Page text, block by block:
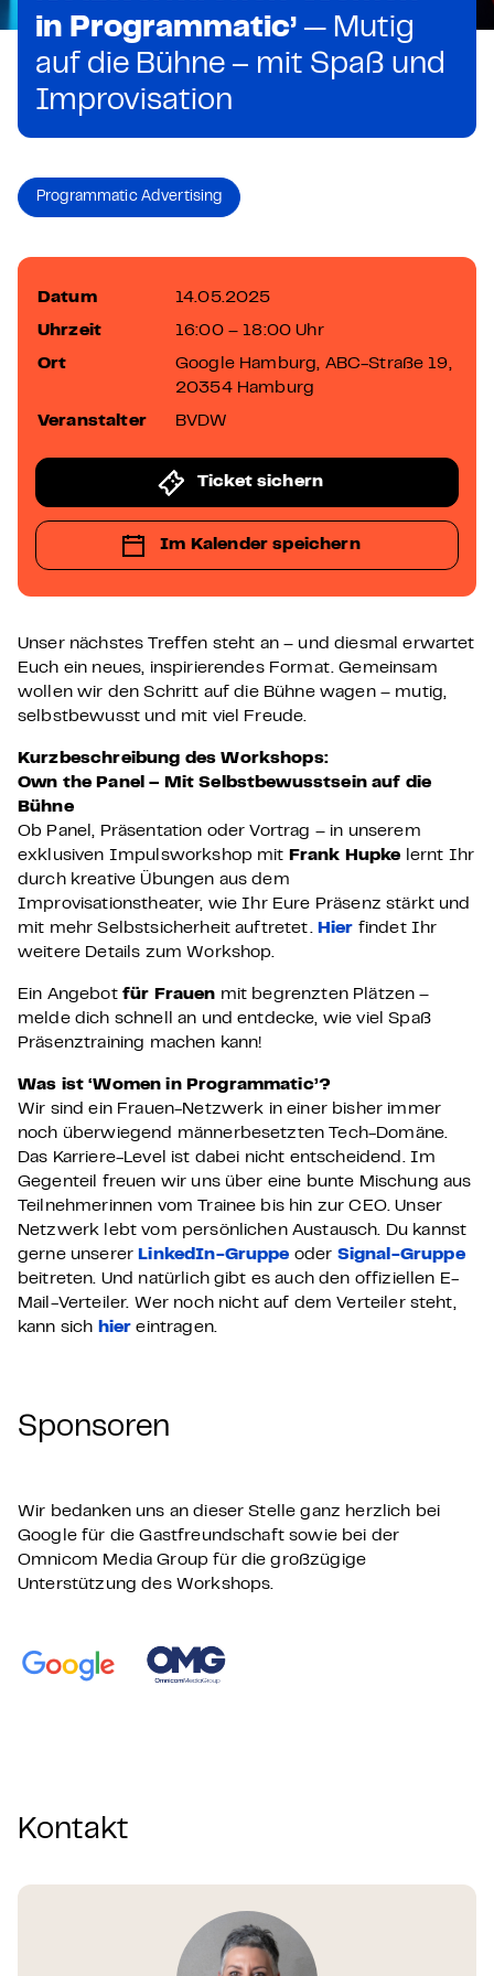
in Programmatic’ — Mutig
auf die Bühne – mit Spaß und
Improvisation
Programmatic Advertising
Unser nächstes Treffen steht an – und diesmal erwartet
Euch ein neues, inspirierendes Format. Gemeinsam
wollen wir den Schritt auf die Bühne wagen – mutig,
selbstbewusst und mit viel Freude.
Kurzbeschreibung des Workshops:
Own the Panel – Mit Selbstbewusstsein auf die
Bühne
Ob Panel, Präsentation oder Vortrag – in unserem
exklusiven Impulsworkshop mit Frank Hupke lernt Ihr
durch kreative Übungen aus dem
Improvisationstheater, wie Ihr Eure Präsenz stärkt und
mit mehr Selbstsicherheit auftretet. Hier findet Ihr
weitere Details zum Workshop.
Ein Angebot für Frauen mit begrenzten Plätzen –
melde dich schnell an und entdecke, wie viel Spaß
Präsenztraining machen kann!
Was ist ‘Women in Programmatic’?
Wir sind ein Frauen-Netzwerk in einer bisher immer
noch überwiegend männerbesetzten Tech-Domäne.
Das Karriere-Level ist dabei nicht entscheidend. Im
Gegenteil freuen wir uns über eine bunte Mischung aus
Teilnehmerinnen vom Trainee bis hin zur CEO. Unser
Netzwerk lebt vom persönlichen Austausch. Du kannst
gerne unserer LinkedIn-Gruppe oder Signal-Gruppe
beitreten. Und natürlich gibt es auch den offiziellen E-
Mail-Verteiler. Wer noch nicht auf dem Verteiler steht,
kann sich hier eintragen.
Datum 14.05.2025
Uhrzeit 16:00 – 18:00 Uhr
Ort
Google Hamburg, ABC-Straße 19,
20354 Hamburg
Veranstalter BVDW
Ticket sichern
Im Kalender speichern
Sponsoren
Wir bedanken uns an dieser Stelle ganz herzlich bei
Google für die Gastfreundschaft sowie bei der
Omnicom Media Group für die großzügige
Unterstützung des Workshops.
Kontakt